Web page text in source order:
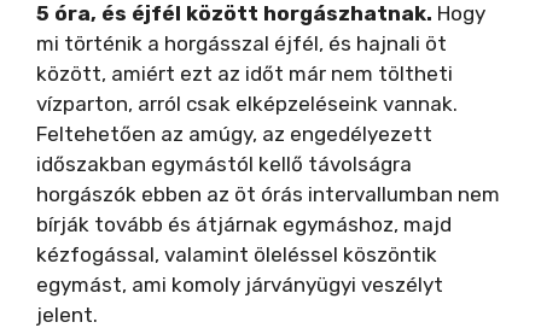
5 óra, és éjfél között horgászhatnak. Hogy
mi történik a horgásszal éjfél, és hajnali öt
között, amiért ezt az időt már nem töltheti
vízparton, arról csak elképzeléseink vannak.
Feltehetően az amúgy, az engedélyezett
időszakban egymástól kellő távolságra
horgászók ebben az öt órás intervallumban nem
bírják tovább és átjárnak egymáshoz, majd
kézfogással, valamint öleléssel köszöntik
egymást, ami komoly járványügyi veszélyt
jelent.